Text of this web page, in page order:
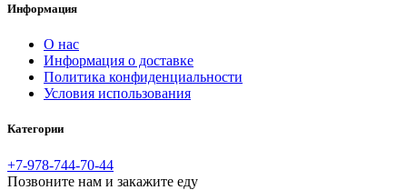
Информация
O нас
Информация о доставке
Политика конфиденциальности
Условия использования
Категории
+7-978-744-70-44
Позвоните нам и закажите еду